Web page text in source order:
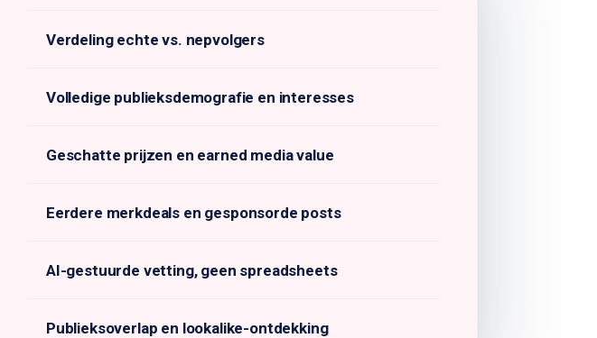
Verdeling echte vs. nepvolgers
Volledige publieksdemografie en interesses
Geschatte prijzen en earned media value
Eerdere merkdeals en gesponsorde posts
AI-gestuurde vetting, geen spreadsheets
Publieksoverlap en lookalike-ontdekking